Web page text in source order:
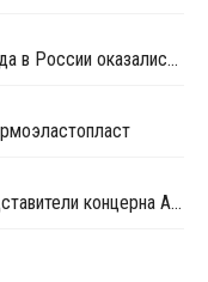
Продажи новых LCV в октябре 2023 года в России оказались максимальными за последние 20 месяцев
Научный центр СИБУРа посетили представители концерна Arkema